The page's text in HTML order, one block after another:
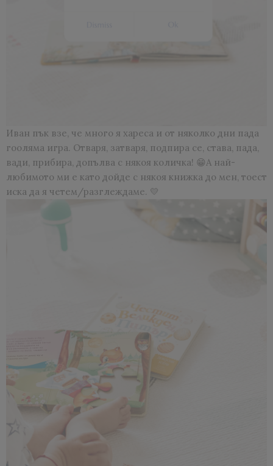
Иван пък взе, че много я хареса и от няколко дни пада
гооляма игра. Отваря, затваря, подпира се, става, пада,
вади, прибира, допълва с някоя количка! 😁А най-
любимото ми е като дойде с някоя книжка до мен, тоест
иска да я четем/разглеждаме. 💛